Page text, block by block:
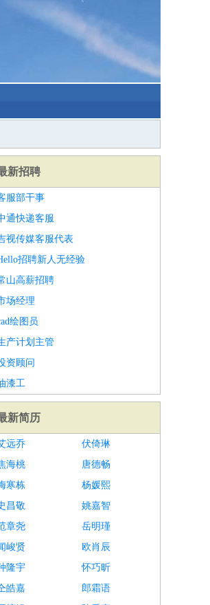
新招聘
服部干事
通快递客服
视传媒客服代表
招聘新人无经验
山高薪招聘
场经理
绘图员
产计划主管
资顾问
漆工
新简历
远乔
伏倚琳
海桃
唐德畅
寒栋
杨媛熙
昌敬
姚嘉智
章尧
岳明瑾
峻贤
欧肖辰
隆宇
怀巧昕
皓嘉
郎霜语